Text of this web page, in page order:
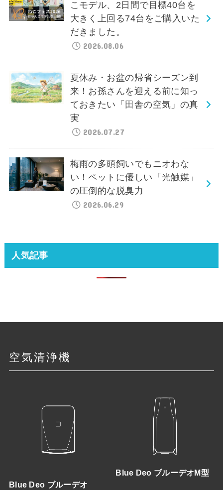
こモデル、2日間で目標40台を
大きく上回る74台をご購入いた
だきました。
2026.08.06
夏休み・お盆の帰省シーズン到
来！お孫さんを迎える前に知っ
ておきたい「田舎の空気」の真
実
2026.07.27
梅雨の多頭飼いでもニオわな
い！ペットに優しい「光触媒」
の圧倒的な脱臭力
2026.06.29
人気記事
空気清浄機
Blue Deo ブルーデオ
Blue Deo ブルーデオM型